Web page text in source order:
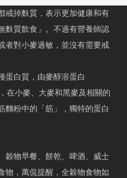
戒掉麩質，表示更加健康和有
麩質飲食」。不過有營養師認
者對小麥過敏，並沒有需要戒
蛋白質，由麥醇溶蛋白
在小麥、大麥和黑麥及相關的
麵粉中的「筋」，獨特的蛋白
穀物早餐、餅乾、啤酒、威士
物，萬侃提醒，全穀物食物如